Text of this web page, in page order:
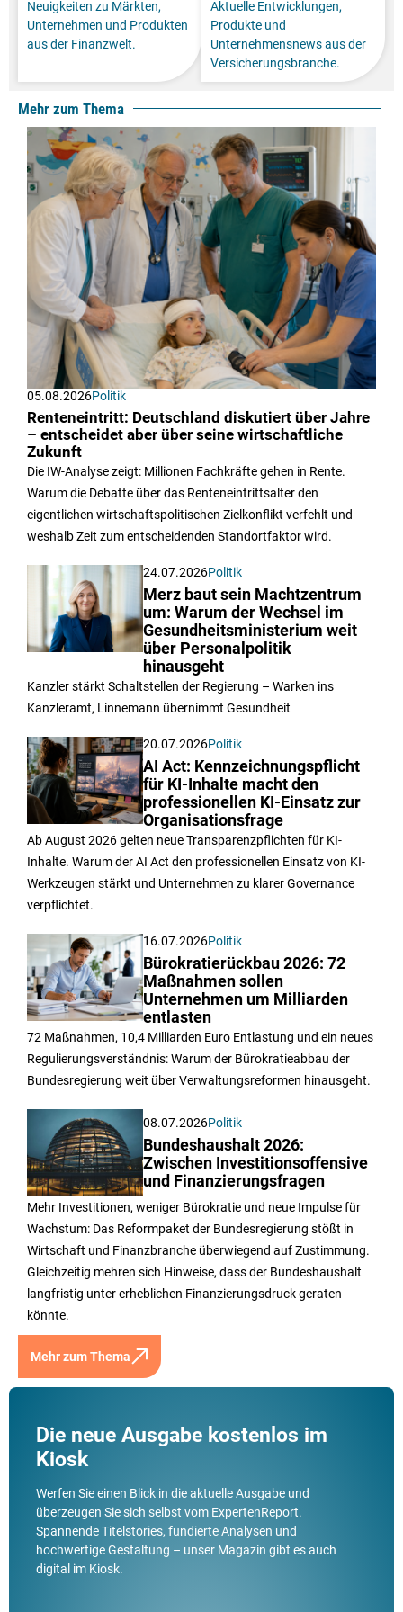
Neuigkeiten zu Märkten,
Unternehmen und Produkten
aus der Finanzwelt.
Aktuelle Entwicklungen,
Produkte und
Unternehmensnews aus der
Versicherungsbranche.
Mehr zum Thema
05.08.2026Politik
Renteneintritt: Deutschland diskutiert über Jahre
– entscheidet aber über seine wirtschaftliche
Zukunft
Die IW-Analyse zeigt: Millionen Fachkräfte gehen in Rente.
Warum die Debatte über das Renteneintrittsalter den
eigentlichen wirtschaftspolitischen Zielkonflikt verfehlt und
weshalb Zeit zum entscheidenden Standortfaktor wird.
24.07.2026Politik
Merz baut sein Machtzentrum
um: Warum der Wechsel im
Gesundheitsministerium weit
über Personalpolitik
hinausgeht
Kanzler stärkt Schaltstellen der Regierung – Warken ins
Kanzleramt, Linnemann übernimmt Gesundheit
20.07.2026Politik
AI Act: Kennzeichnungspflicht
für KI-Inhalte macht den
professionellen KI-Einsatz zur
Organisationsfrage
Ab August 2026 gelten neue Transparenzpflichten für KI-
Inhalte. Warum der AI Act den professionellen Einsatz von KI-
Werkzeugen stärkt und Unternehmen zu klarer Governance
verpflichtet.
16.07.2026Politik
Bürokratierückbau 2026: 72
Maßnahmen sollen
Unternehmen um Milliarden
entlasten
72 Maßnahmen, 10,4 Milliarden Euro Entlastung und ein neues
Regulierungsverständnis: Warum der Bürokratieabbau der
Bundesregierung weit über Verwaltungsreformen hinausgeht.
08.07.2026Politik
Bundeshaushalt 2026:
Zwischen Investitionsoffensive
und Finanzierungsfragen
Mehr Investitionen, weniger Bürokratie und neue Impulse für
Wachstum: Das Reformpaket der Bundesregierung stößt in
Wirtschaft und Finanzbranche überwiegend auf Zustimmung.
Gleichzeitig mehren sich Hinweise, dass der Bundeshaushalt
langfristig unter erheblichen Finanzierungsdruck geraten
könnte.
Mehr zum Thema
Die neue Ausgabe kostenlos im
Kiosk
Werfen Sie einen Blick in die aktuelle Ausgabe und
überzeugen Sie sich selbst vom ExpertenReport.
Spannende Titelstories, fundierte Analysen und
hochwertige Gestaltung – unser Magazin gibt es auch
digital im Kiosk.